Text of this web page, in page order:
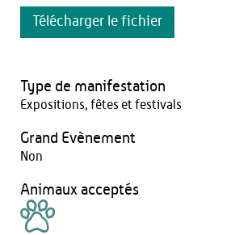
Télécharger le fichier
Type de manifestation
Expositions, fêtes et festivals
Grand Evènement
Non
Animaux acceptés